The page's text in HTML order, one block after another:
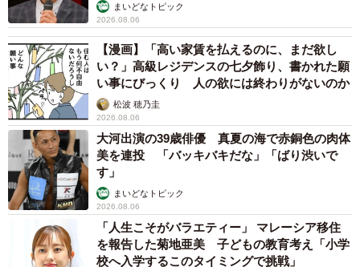
まいどなトピック
2026.08.06
【漫画】「高い家賃を払えるのに、まだ欲し
い？」高級レジデンスの七夕飾り、書かれた願
い事にびっくり 人の欲には終わりがないのか
松波 穂乃圭
2026.08.06
大河出演の39歳俳優 真夏の海で赤銅色の肉体
美を連投 「バッキバキだな」「ばり渋いで
す」
まいどなトピック
2026.08.06
「人生こそがバラエティー」 マレーシア移住
を報告した菊地亜美 子どもの教育考え「小学
校へ入学するこのタイミングで挑戦」